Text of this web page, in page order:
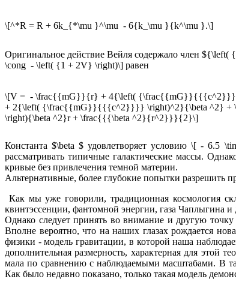
\[^*R = R + 6k_{*\mu }^\mu - 6{k_\mu }{k^\mu }.\]
Оригинальное действие Вейля содержало член
\cong - \left( {1 + 2V} \right)\] равен
\[V = - \frac{{mG}}{r} + 4{\left(
+ 2{\left( {\frac{{mG}}{{{c^2}}}} \right)^2}{\beta ^2}
\right){\beta ^2}r + \frac{{{\beta ^2}{r^2}}}{2}\]
Константа $\beta $ удовлетворяет условию \[ -
рассматривать типичные галактические массы.
кривые без привлечения темной материи.
Альтернативные, более глубокие попытки разрешить
Как мы уже говорили, традиционная космология
квинтэссенции, фантомной энергии, газа Чаплыгина и
Однако следует принять во внимание и другую
Вполне вероятно, что на наших глазах рождается
физики - модель гравитации, в которой наша
дополнительная размерность, характерная для
мала по сравнению с наблюдаемыми масштабами. В
Как было недавно показано, только такая модель